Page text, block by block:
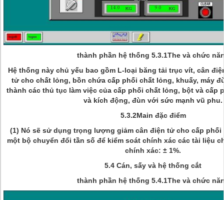
thành phần hệ thống 5.3.1The và chức
Hệ thống này chủ yếu bao gồm L-loại băng tải trục vít, cân
tử cho chất lỏng, bồn chứa cấp phối chất lỏng, khuấy, máy
thành các thủ tục làm việc của cấp phối chất lỏng, bột và cấp
và kích động, đùn với sức mạnh vũ phu.
5.3.2Main đặc điểm
(1) Nó sẽ sử dụng trọng lượng giảm cân điện tử cho cấp
một bộ chuyển đổi tần số để kiểm soát chính xác các tài liệu
chính xác: ± 1%.
5.4 Cán, sấy và hệ thống cắt
thành phần hệ thống 5.4.1The và chức